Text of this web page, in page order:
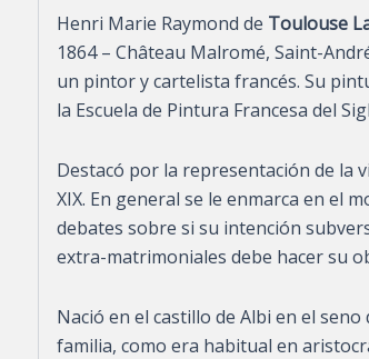
Henri Marie Raymond de Toulouse
1864 – Château Malromé, Saint-
un pintor y cartelista francés. Su
la Escuela de Pintura Francesa del
Destacó por la representación de la
XIX. En general se le enmarca en el
debates sobre si su intención
extra-matrimoniales debe hacer su
Nació en el castillo de Albi en el
familia, como era habitual en